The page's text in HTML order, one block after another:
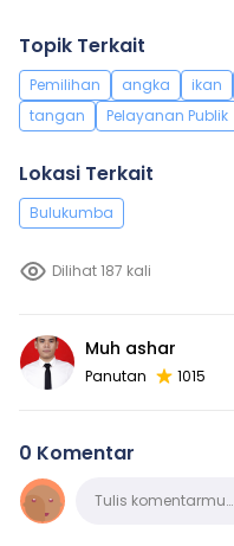
Topik Terkait
Pemilihan angka ikan
tangan
Pelayanan Publik
Lokasi Terkait
Bulukumba
Dilihat 187 kali
Muh ashar
Panutan 1015
0 Komentar
KomentarTulis komentarmu…